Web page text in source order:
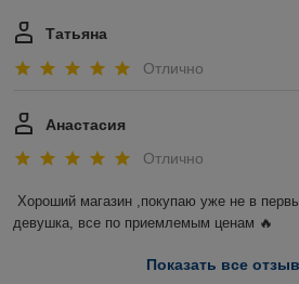
Татьяна
Отлично
Анастасия
Отлично
Хороший магазин ,покупаю уже не в
девушка, все по приемлемым ценам 🔥
Показать все